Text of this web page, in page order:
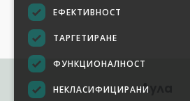
Аула
ЕФЕКТИВНОСТ
ТАРГЕТИРАНЕ
ФУНКЦИОНАЛНОСТ
НЕКЛАСИФИЦИРАНИ